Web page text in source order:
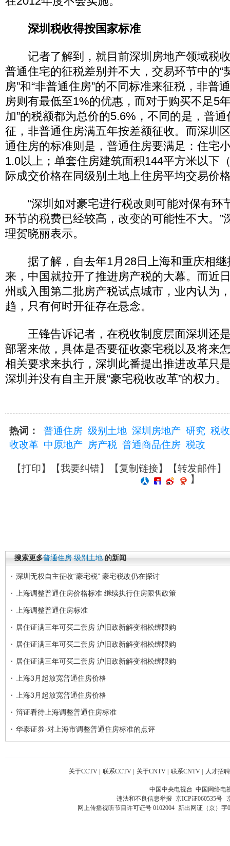
深圳税收得按国家标准
记者了解到，就目前深圳房地产领域税
普通住宅的征税差别并不大，交易环节中的“
房”和“非普通住房”的不同标准来征税，非普
房则有最低至1%的优惠，而对于购买不足5
加”的税额都为总价的5.6%，不同的是，普
征，非普通住房满五年按差额征收。而深圳
通住房的标准则是，普通住房要满足：住宅
1.0以上；单套住房建筑面积144平方米以下
际成交价格在同级别土地上住房平均交易价
“深圳如对豪宅进行税改则可能对保有环
环节的税费已经较高，改变的可能性不大。”
理贺晓丽表示。
据了解，自去年1月28日上海和重庆相继
来，中国就拉开了推进房产税的大幕。而近
州或入围第二批房产税试点城市，业内认为
趋，只有何时开征存在悬念。
王锋告诉记者，在税收制度层面深圳还
部署来做，具体是否要征收豪宅税以及将来
相关要求来执行，深圳此番提出推进改革只
深圳并没有自主开展“豪宅税收改革”的权力。
热词： 普通住房 级别土地 深圳房地产 研究 税
收改革 中原地产 房产税 普通商品住房 税改
【打印】【我要纠错】【复制链接】【转发邮件】
】
搜索更多普通住房 级别土地 的新闻
深圳无权自主征收“豪宅税” 豪宅税改仍在探讨
上海调整普通住房价格标准 继续执行住房限售政策
上海调整普通住房标准
居住证满三年可买二套房 沪旧政新解变相松绑限购
居住证满三年可买二套房 沪旧政新解变相松绑限购
居住证满三年可买二套房 沪旧政新解变相松绑限购
上海3月起放宽普通住房价格
上海3月起放宽普通住房价格
辩证看待上海调整普通住房标准
华泰证券-对上海市调整普通住房标准的点评
关于CCTV | 联系CCTV | 关于CNTV | 联系CNTV | 人才招聘
中国中央电视台 中国网络电
违法和不良信息举报 京ICP证060535号
网上传播视听节目许可证号 0102004 新出网证（京）